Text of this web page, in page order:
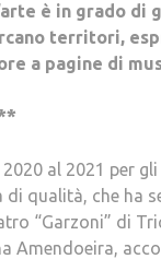
è in grado di
territori,
a pagine di
al 2021 per
qualità, che ha
“Garzoni” di
Amendoeira,